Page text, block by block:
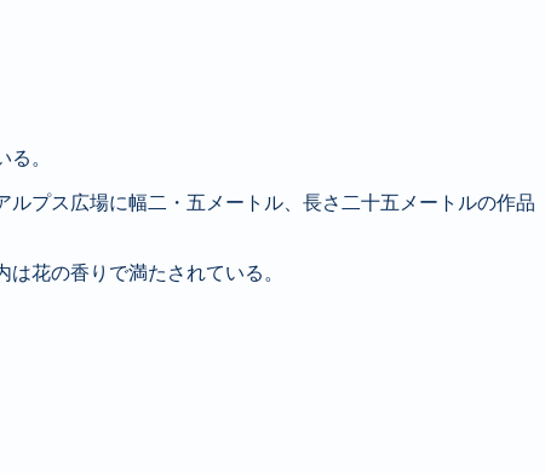
。
プス広場に幅二・五メートル、長さ二十五メートルの作品
花の香りで満たされている。